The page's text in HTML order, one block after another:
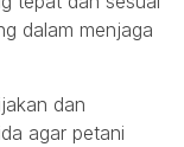
dalam menjaga
dan
agar petani